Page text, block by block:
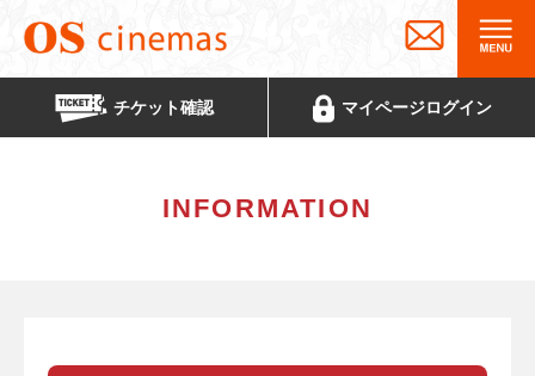
チケット確認 マイページログイン
INFORMATION